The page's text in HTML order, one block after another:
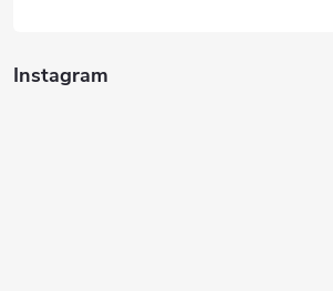
Instagram